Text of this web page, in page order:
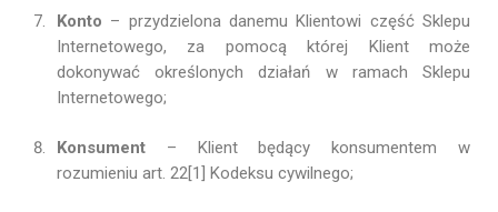
Konto – przydzielona danemu Klientowi część Sklepu
Internetowego, za pomocą której Klient może
dokonywać określonych działań w ramach Sklepu
Internetowego;
Konsument – Klient będący konsumentem w
rozumieniu art. 22[1] Kodeksu cywilnego;